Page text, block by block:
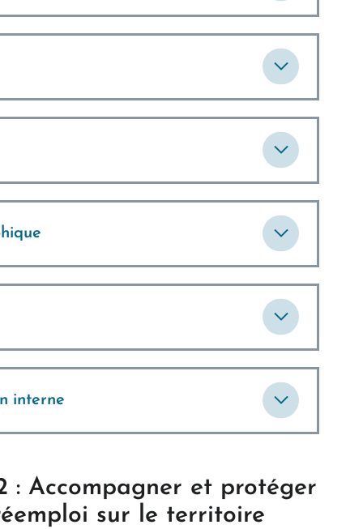
interne
: Accompagner et protéger
sur le territoire